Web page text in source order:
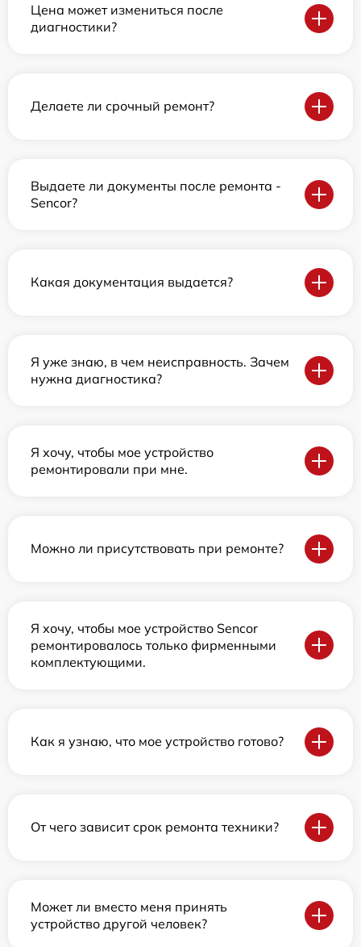
Цена может измениться после
диагностики?
Делаете ли срочный ремонт?
Выдаете ли документы после ремонта -
Sencor?
Какая документация выдается?
Я уже знаю, в чем неисправность. Зачем
нужна диагностика?
Я хочу, чтобы мое устройство
ремонтировали при мне.
Можно ли присутствовать при ремонте?
Я хочу, чтобы мое устройство Sencor
ремонтировалось только фирменными
комплектующими.
Как я узнаю, что мое устройство готово?
От чего зависит срок ремонта техники?
Может ли вместо меня принять
устройство другой человек?